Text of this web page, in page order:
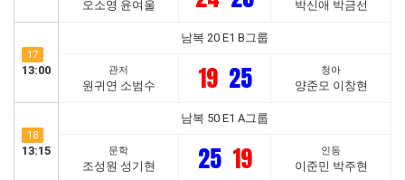
오소영 윤여울 박신애 박금선
17
13:00
남복 20 E1 B그룹
관저
원귀연 소범수 19 25 청아
양준모 이창현
18
13:15
남복 50 E1 A그룹
문학
조성원 성기현 25 19 인동
이준민 박주현